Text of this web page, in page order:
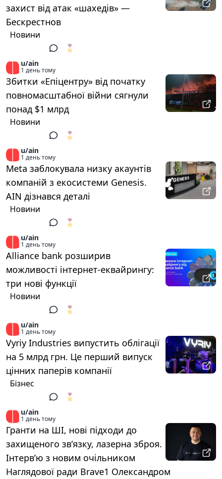
захист від атак «шахедів» —
Бескрестнов
Новини
🎖️
u/ain
1 день тому
Збитки «Епіцентру» від початку
повномасштабної війни сягнули
понад $1 млрд
Новини
🎖️
u/ain
1 день тому
Meta заблокувала низку акаунтів
компаній з екосистеми Genesis.
AIN дізнався деталі
Новини
🎖️
u/ain
1 день тому
Alliance bank розширив
можливості інтернет-еквайрингу:
три нові функції
Новини
🎖️
u/ain
1 день тому
Vyriy Industries випустить облігації
на 5 млрд грн. Це перший випуск
цінних паперів компанії
Бізнес
🎖️
u/ain
1 день тому
Гранти на ШІ, нові підходи до
захищеного зв’язку, лазерна зброя.
Інтервʼю з новим очільником
Наглядової ради Brave1 Олександром